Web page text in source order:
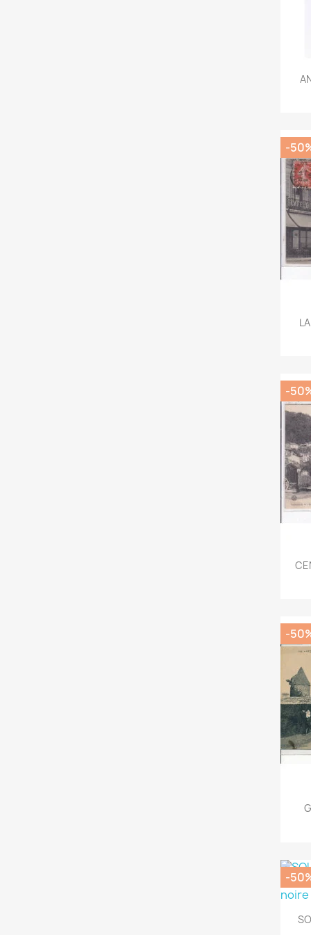
-
-
-
-